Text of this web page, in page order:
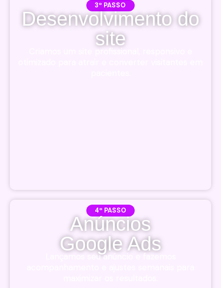
3º PASSO
Desenvolvimento do
site
Criamos um site profissional, responsivo e
4º PASSO
Anúncios
Google Ads
Lançamos seu anúncio e fazemos